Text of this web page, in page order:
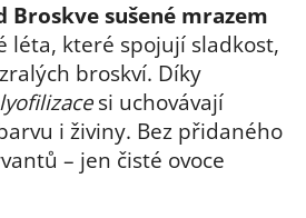
Broskve sušené mrazem
léta, které spojují sladkost,
broskví. Díky
lyofilizacesi uchovávají
i živiny. Bez přidaného
– jen čisté ovoce